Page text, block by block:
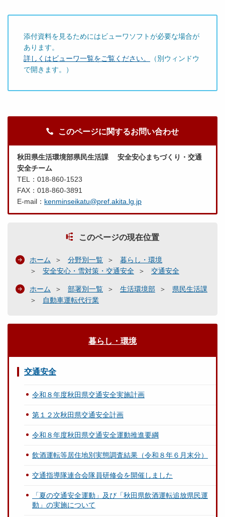
添付資料を見るためにはビューワソフトが必要な場合が
あります。
詳しくはビューワ一覧をご覧ください。
（別ウィンドウ
で開きます。）
このページに関するお問い合わせ
秋田県生活環境部県民生活課 安全安心まちづくり・交通
安全チーム
TEL：018-860-1523
FAX：018-860-3891
E-mail： kenminseikatu@pref.akita.lg.jp
このページの現在位置
ホーム 分野別一覧
暮らし・環境
安全安心・雪対策・交通安全
交通安全
ホーム 部署別一覧 生活環境部
県民生活課
自動車運転代行業
暮らし・環境
交通安全
令和８年度秋田県交通安全実施計画
第１２次秋田県交通安全計画
令和８年度秋田県交通安全運動推進要綱
飲酒運転等居住地別実態調査結果（令和８年６月末分）
交通指導隊連合会隊員研修会を開催しました
「夏の交通安全運動」及び「秋田県飲酒運転追放県民運
動」の実施について